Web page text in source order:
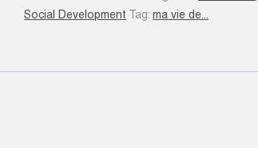
Social Development
Tag:ma vie de...